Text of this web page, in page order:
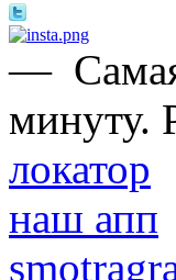
—
минуту.
локатор
наш апп